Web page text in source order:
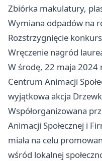
Zbiórka makulatury,
Wymiana odpadów na
Rozstrzygnięcie
Wręczenie nagród
W środę, 22 maja
Centrum Animacji
wyjątkowa akcja
Współorganizowana
Animacji Społecznej i
miała na celu
wśród lokalnej